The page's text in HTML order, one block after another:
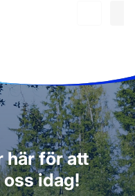
här för att
idag!